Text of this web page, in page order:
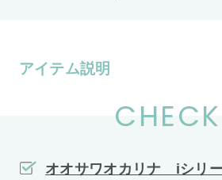
アイテム説明
オオサワオカリナ iシリ